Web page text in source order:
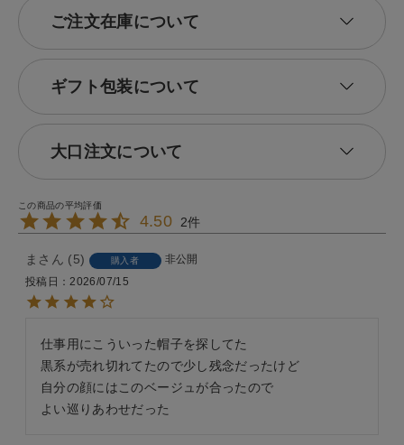
ご注文在庫について
ギフト包装について
大口注文について
4.50 2
ま 5 購入者
非公開
投稿日
2026/07/15
仕事用にこういった帽子を探してた
黒系が売れ切れてたので少し残念だったけど
自分の顔にはこのベージュが合ったので
よい巡りあわせだった